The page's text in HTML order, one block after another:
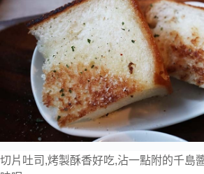
切片吐司,烤製酥香好吃,沾一點附的千島